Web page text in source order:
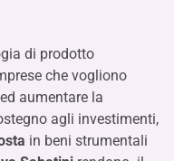
di prodotto
che vogliono
aumentare la
agli investimenti,
in beni strumentali